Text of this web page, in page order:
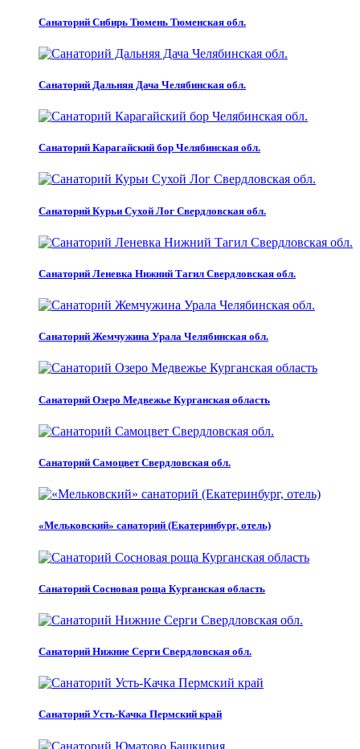
Санаторий Сибирь Тюмень Тюменская обл.
Санаторий Дальняя Дача Челябинская обл.
Санаторий Карагайский бор Челябинская обл.
Санаторий Курьи Сухой Лог Свердловская обл.
Санаторий Леневка Нижний Тагил Свердловская обл.
Санаторий Жемчужина Урала Челябинская обл.
Санаторий Озеро Медвежье Курганская область
Санаторий Самоцвет Свердловская обл.
«Мельковский» санаторий (Екатеринбург, отель)
Санаторий Сосновая роща Курганская область
Санаторий Нижние Серги Свердловская обл.
Санаторий Усть-Качка Пермский край